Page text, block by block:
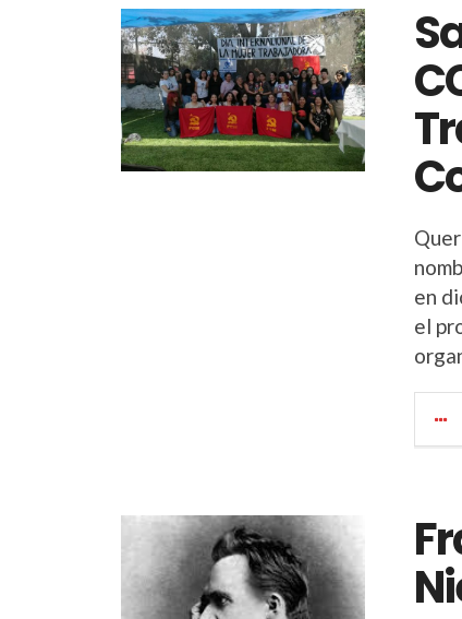
en
el